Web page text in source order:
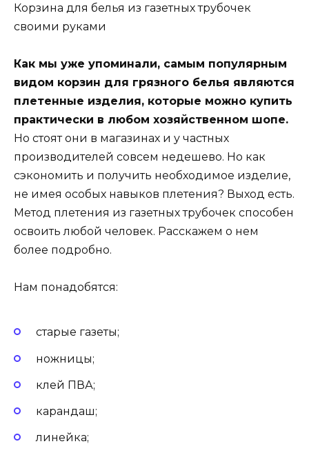
Корзина для белья из газетных трубочек
своими руками
Как мы уже упоминали, самым популярным
видом корзин для грязного белья являются
плетенные изделия, которые можно купить
практически в любом хозяйственном шопе.
Но стоят они в магазинах и у частных
производителей совсем недешево. Но как
сэкономить и получить необходимое изделие,
не имея особых навыков плетения? Выход есть.
Метод плетения из газетных трубочек способен
освоить любой человек. Расскажем о нем
более подробно.
Нам понадобятся:
старые газеты;
ножницы;
клей ПВА;
карандаш;
линейка;